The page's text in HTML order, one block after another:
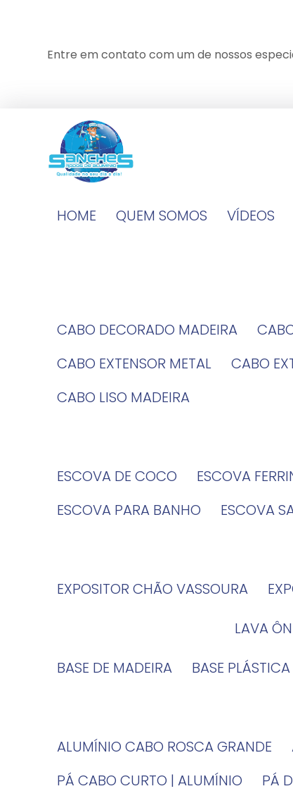
Entre em contato com um de nossos
HOME QUEM SOMOS
VÍDEOS
CABO DECORADO MADEIRA
CABO EXTENSOR METAL
CABO
CABO LISO MADEIRA
ESCOVA DE COCO
ESCOVA
ESCOVA PARA BANHO
ESCOVA
EXPOSITOR CHÃO VASSOURA
LAVA
BASE DE MADEIRA
BASE
ALUMÍNIO CABO ROSCA GRANDE
PÁ CABO CURTO | ALUMÍNIO
PÁ